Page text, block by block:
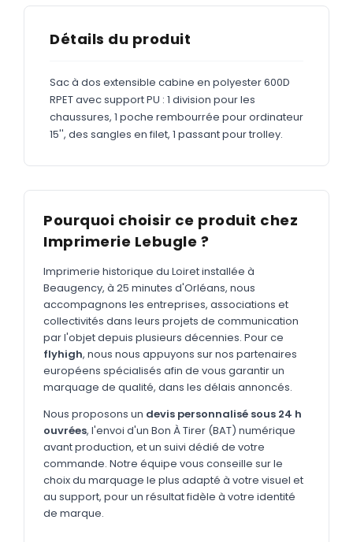
ADHÉSIFS
Étiquettes adhésives
Tee-shirts Nouveau
Polos Nouveau
Sweatshirts
GOODIES
Catalogue complet Nouveau
Bureau & écriture
Sacs & voyages
Verres & déjeuner
Technologie
Vêtements
Outils & porte-clés
Détails du produit
Sac à dos extensible cabine en polyester 600D
RPET avec support PU : 1 division pour les
chaussures, 1 poche rembourrée pour ordinateur
15'', des sangles en filet, 1 passant pour trolley.
Pourquoi choisir ce produit chez
Imprimerie Lebugle ?
Imprimerie historique du Loiret installée à
Beaugency, à 25 minutes d'Orléans, nous
accompagnons les entreprises, associations et
collectivités dans leurs projets de communication
par l'objet depuis plusieurs décennies. Pour ce
flyhigh, nous nous appuyons sur nos partenaires
européens spécialisés afin de vous garantir un
marquage de qualité, dans les délais annoncés.
Nous proposons un devis personnalisé sous 24 h
ouvrées, l'envoi d'un Bon À Tirer (BAT) numérique
avant production, et un suivi dédié de votre
commande. Notre équipe vous conseille sur le
choix du marquage le plus adapté à votre visuel et
au support, pour un résultat fidèle à votre identité
de marque.